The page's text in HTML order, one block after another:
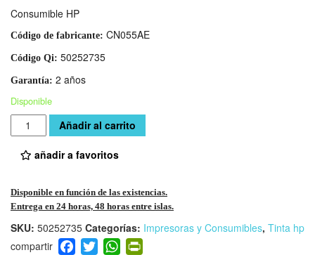
Consumible HP
Código de fabricante: CN055AE
Código Qi: 50252735
Garantía: 2 años
Disponible
Cantidad Añadir al carrito
añadir a favoritos
Disponible en función de las existencias.
Entrega en 24 horas, 48 horas entre islas.
SKU: 50252735 Categorías: Impresoras y Consumibles, Tinta hp
F T W